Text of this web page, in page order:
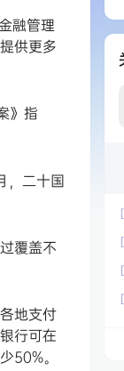
融管理
供更多
》指
，二十国
覆盖不
地支付
行可在
50%。